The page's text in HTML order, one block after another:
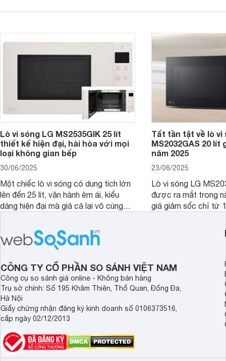
phẩm hứa hẹn
gia đình.
Lò vi sóng LG MS2535GIK 25 lít
thiết kế hiện đại, hài hòa với mọi
loại không gian bếp
30/06/2025
Một chiếc lò vi sóng có dung tích lớn
lên đến 25 lít, vận hành êm ái, kiểu
dáng hiện đại mà giá cả lại vô cùng
tả về lò vi sóng LG MS2535GIK 25 lít.
Sản phẩm này là một ứng cử viên rất
đáng cân nhắc cho căn bếp của gia
đình bạn trong năm 2025.
Tất tần tật về lò vi
MS2032GAS 20 lít
năm 2025
23/06/2025
Lò vi sóng LG
được ra mắt trong
giá giảm sốc chỉ từ
có còn đáng mua
căn bếp nhà bạn
được câu trả lời,
đúng đắn nhất.
CÔNG TY CỔ PHẦN SO SÁNH VIỆT NAM
Công cụ so sánh giá online - Không bán hàng
Trụ sở chính: Số 195 Khâm Thiên, Thổ Quan, Đống Đa,
Hà Nội
Giấy chứng nhận đăng ký kinh doanh số 0106373516,
cấp ngày 02/12/2013